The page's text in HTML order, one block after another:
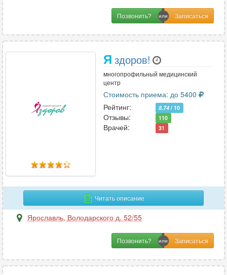
Позвонить?
Я здоров!
многопрофильный медицинский
центр
Стоимость приема: до 5400
Рейтинг:
8.74 / 10
Отзывы: 110
Врачей: 31
Читать описание
Ярославль, Володарского д. 52/55
Позвонить?